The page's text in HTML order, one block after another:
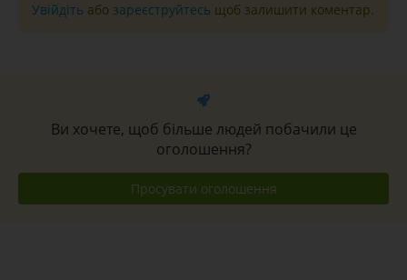
Увійдіть або зареєструйтесь щоб залишити коментар.
Ви хочете, щоб більше людей побачили це
оголошення?
Просувати оголошення